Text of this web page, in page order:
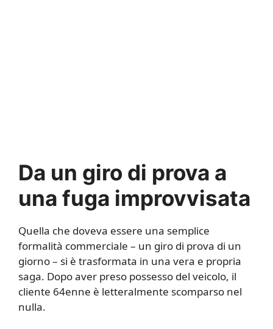
Da un giro di prova a
una fuga improvvisata
Quella che doveva essere una semplice
formalità commerciale – un giro di prova di un
giorno – si è trasformata in una vera e propria
saga. Dopo aver preso possesso del veicolo, il
cliente 64enne è letteralmente scomparso nel
nulla.